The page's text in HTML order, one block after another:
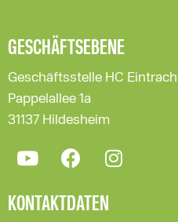
GESCHÄFTSEBENE
Geschäftsstelle HC
Pappelallee 1a
31137 Hildesheim
KONTAKTDATEN